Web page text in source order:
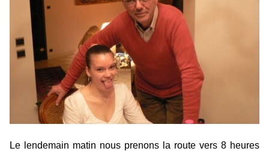
Le lendemain matin nous prenons la route vers 8 heures